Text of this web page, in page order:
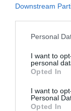
Downstream
Please note
not limited to
grant or deny
use your data
consent section.
Personal
I want to
personal
Opted In
I want to
Personal
Opted In